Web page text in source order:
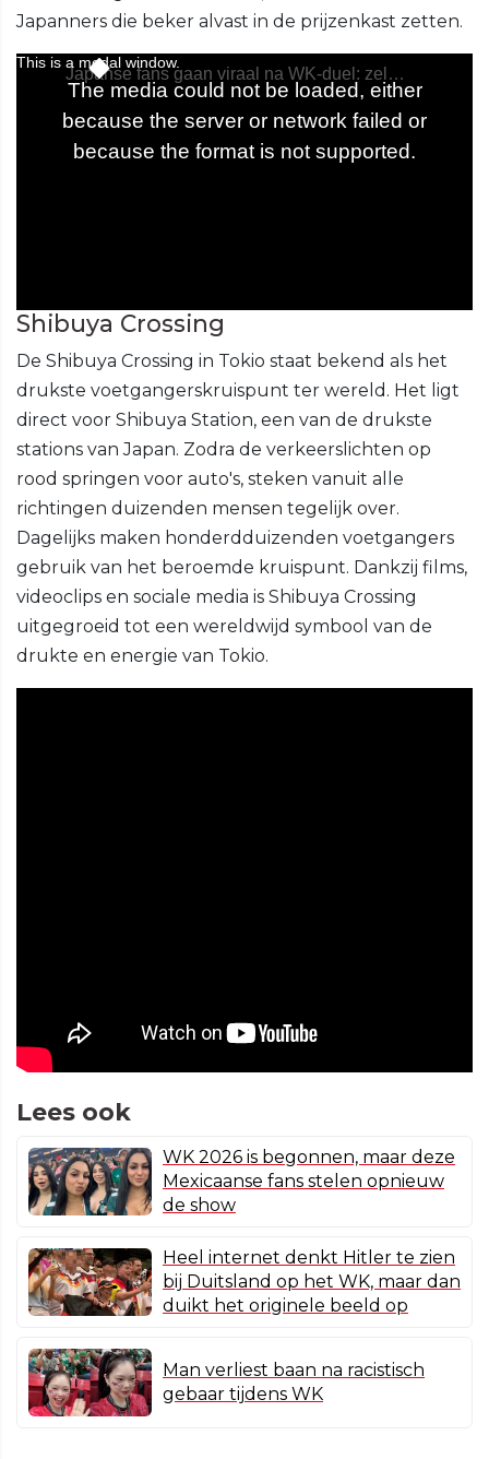
Japanners die beker alvast in de prijzenkast zetten.
Shibuya Crossing
De Shibuya Crossing in Tokio staat bekend als het
drukste voetgangerskruispunt ter wereld. Het ligt
direct voor Shibuya Station, een van de drukste
stations van Japan. Zodra de verkeerslichten op
rood springen voor auto's, steken vanuit alle
richtingen duizenden mensen tegelijk over.
Dagelijks maken honderdduizenden voetgangers
gebruik van het beroemde kruispunt. Dankzij films,
videoclips en sociale media is Shibuya Crossing
uitgegroeid tot een wereldwijd symbool van de
drukte en energie van Tokio.
Lees ook
WK 2026 is begonnen, maar deze
Mexicaanse fans stelen opnieuw
de show
Heel internet denkt Hitler te zien
bij Duitsland op het WK, maar dan
duikt het originele beeld op
Man verliest baan na racistisch
gebaar tijdens WK